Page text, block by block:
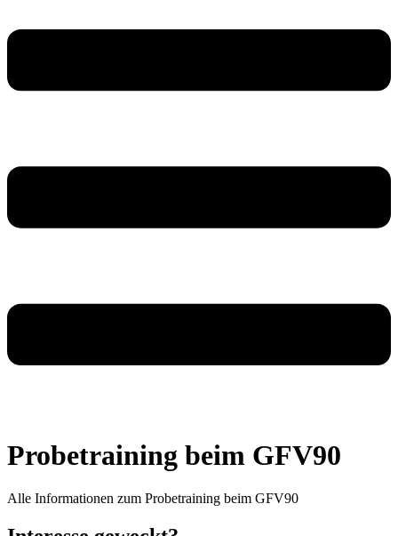
Probetraining beim GFV90
Alle Informationen zum Probetraining beim GFV90